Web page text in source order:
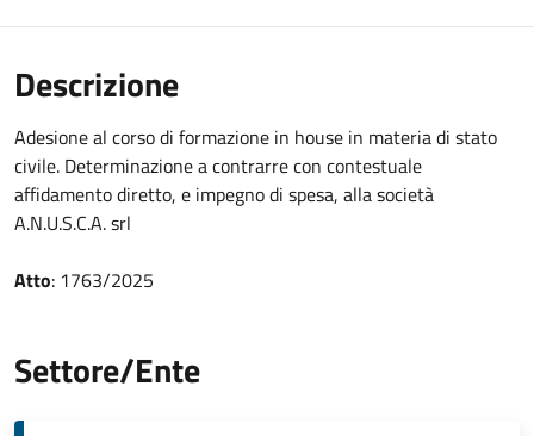
Descrizione
Adesione al corso di formazione in house in materia di stato
civile. Determinazione a contrarre con contestuale
affidamento diretto, e impegno di spesa, alla società
A.N.U.S.C.A. srl
Atto: 1763/2025
Settore/Ente